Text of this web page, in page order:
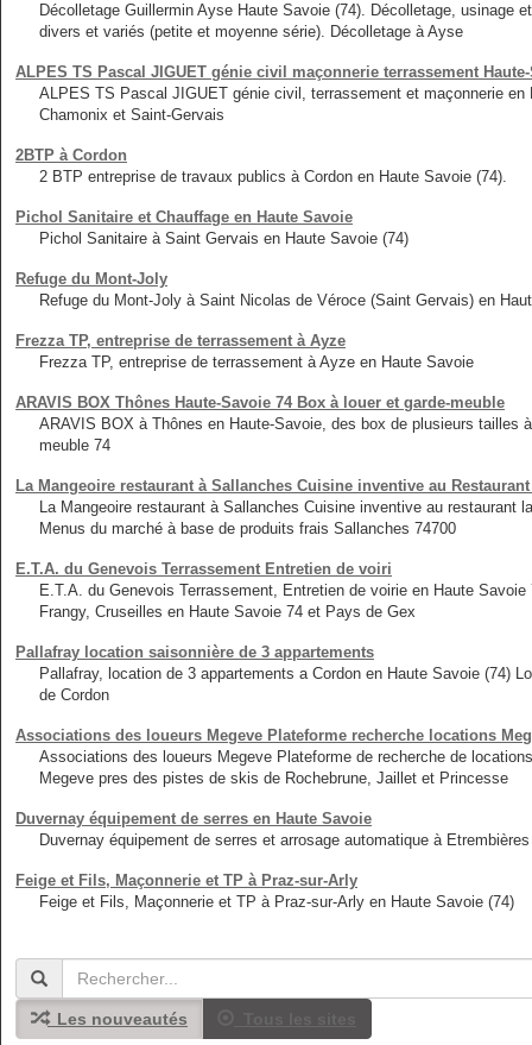
Décolletage Guillermin Ayse Haute Savoie (74). Décolletage,
divers et variés (petite et moyenne série). Décolletage à Ayse
ALPES TS Pascal JIGUET génie civil maçonnerie terrassement
ALPES TS Pascal JIGUET génie civil, terrassement et maçonnerie
Chamonix et Saint-Gervais
2BTP à Cordon
2 BTP entreprise de travaux publics à Cordon en Haute Savoie (74).
Pichol Sanitaire et Chauffage en Haute Savoie
Pichol Sanitaire à Saint Gervais en Haute Savoie (74)
Refuge du Mont-Joly
Refuge du Mont-Joly à Saint Nicolas de Véroce (Saint Gervais) en
Frezza TP, entreprise de terrassement à Ayze
Frezza TP, entreprise de terrassement à Ayze en Haute Savoie
ARAVIS BOX Thônes Haute-Savoie 74 Box à louer et garde-meuble
ARAVIS BOX à Thônes en Haute-Savoie, des box de plusieurs
meuble 74
La Mangeoire restaurant à Sallanches Cuisine inventive au
La Mangeoire restaurant à Sallanches Cuisine inventive au
Menus du marché à base de produits frais Sallanches 74700
E.T.A. du Genevois Terrassement Entretien de voiri
E.T.A. du Genevois Terrassement, Entretien de voirie en Haute
Frangy, Cruseilles en Haute Savoie 74 et Pays de Gex
Pallafray location saisonnière de 3 appartements
Pallafray, location de 3 appartements a Cordon en Haute Savoie (74)
de Cordon
Associations des loueurs Megeve Plateforme recherche locations
Associations des loueurs Megeve Plateforme de recherche de
Megeve pres des pistes de skis de Rochebrune, Jaillet et Princesse
Duvernay équipement de serres en Haute Savoie
Duvernay équipement de serres et arrosage automatique à
Feige et Fils, Maçonnerie et TP à Praz-sur-Arly
Feige et Fils, Maçonnerie et TP à Praz-sur-Arly en Haute Savoie (74)
Les nouveautés